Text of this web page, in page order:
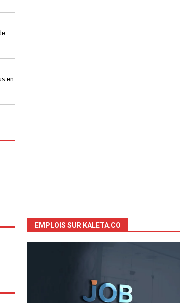
en
EMPLOIS SUR KALETA.CO